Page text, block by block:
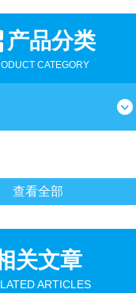
产品分类
CATEGORY
查看全部
关文章
ARTICLES